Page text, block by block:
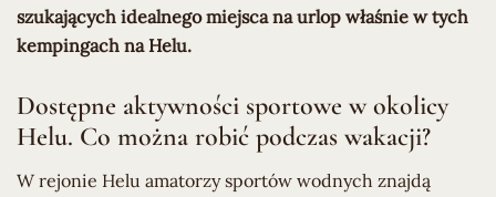
szukających idealnego miejsca na urlop właśnie w tych
kempingach na Helu.
Dostępne aktywności sportowe w okolicy
Helu. Co można robić podczas wakacji?
W rejonie Helu amatorzy sportów wodnych znajdą